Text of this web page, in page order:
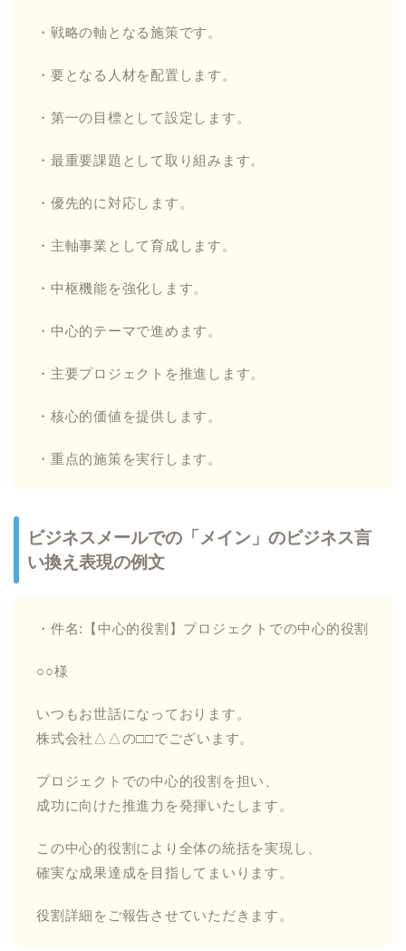
・戦略の軸となる施策です。
・要となる人材を配置します。
・第一の目標として設定します。
・最重要課題として取り組みます。
・優先的に対応します。
・主軸事業として育成します。
・中枢機能を強化します。
・中心的テーマで進めます。
・主要プロジェクトを推進します。
・核心的価値を提供します。
・重点的施策を実行します。
ビジネスメールでの「メイン」のビジネス言
い換え表現の例文
・件名:【中心的役割】プロジェクトでの中心的役割
○○様
いつもお世話になっております。
株式会社△△の□□でございます。
プロジェクトでの中心的役割を担い、
成功に向けた推進力を発揮いたします。
この中心的役割により全体の統括を実現し、
確実な成果達成を目指してまいります。
役割詳細をご報告させていただきます。